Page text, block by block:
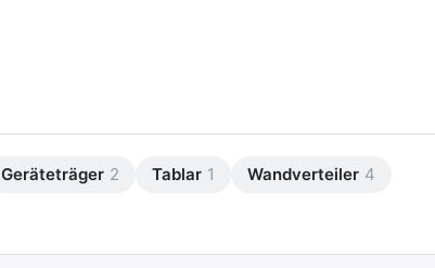
Geräteträger 2 Tablar 1 Wandverteiler 4